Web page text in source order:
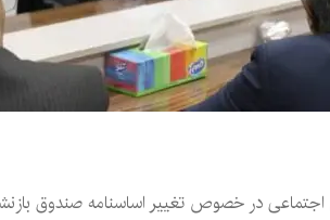
اجتماعی در خصوص تغییر اساسنامه صندوق